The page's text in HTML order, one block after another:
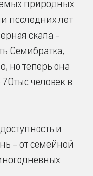
природных
последних лет
скала –
Семибратка,
но теперь она
человек в
и
– от семейной